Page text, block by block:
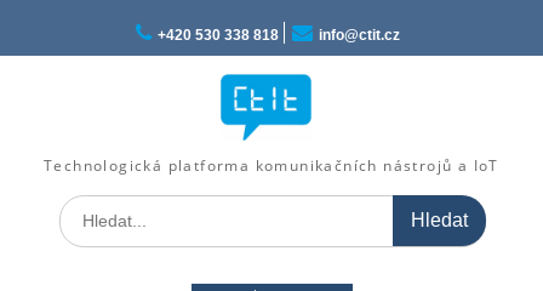
content
+420 530 338 818 info@ctit.cz
Technologická platforma komunikačních nástrojů a IoT
Search
for: